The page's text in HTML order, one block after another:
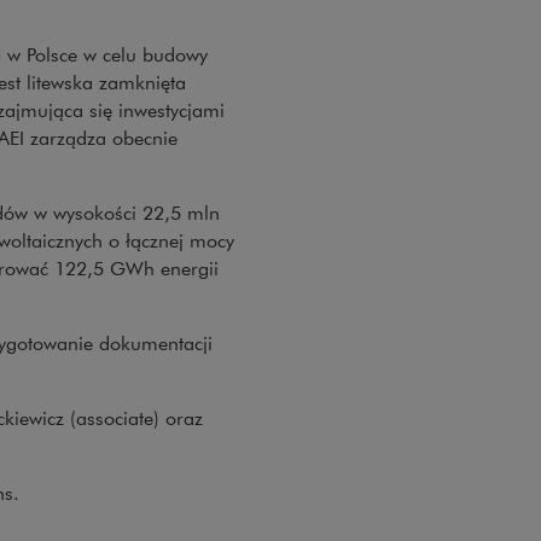
Polsce w celu budowy
litewska zamknięta
się inwestycjami
zarządza obecnie
w wysokości 22,5 mln
o łącznej mocy
122,5 GWh energii
dokumentacji
(associate) oraz